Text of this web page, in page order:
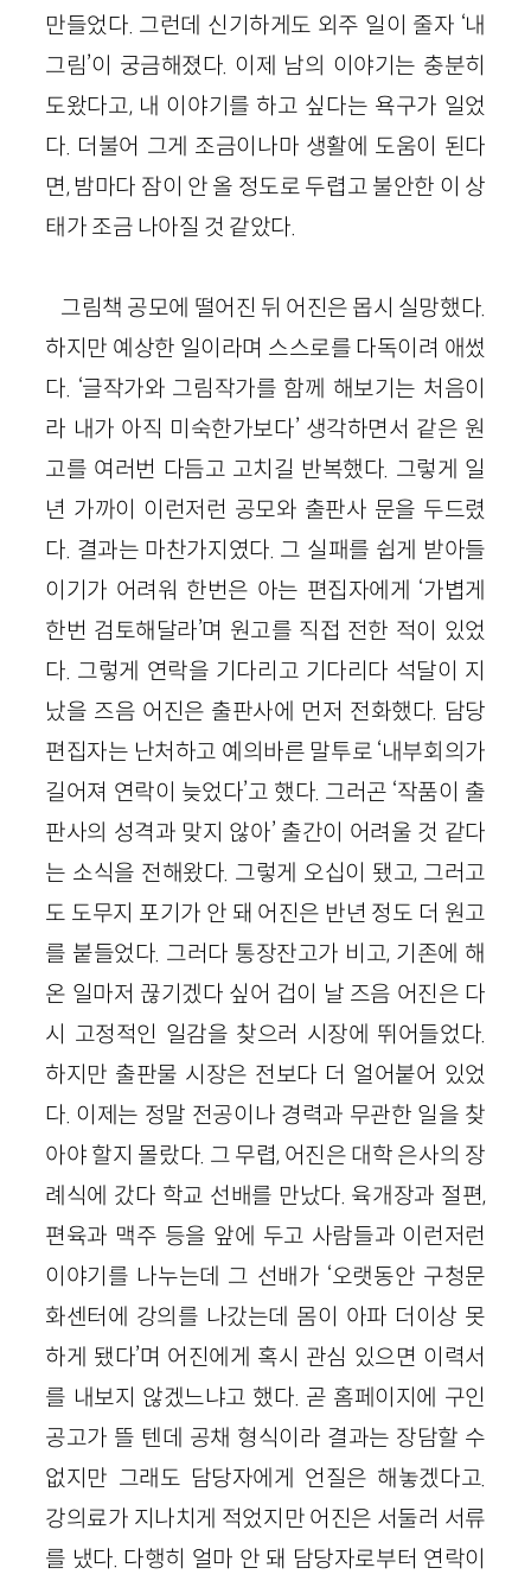
만들었다. 그런데 신기하게도 외주 일이 줄자 ‘내
그림’이 궁금해졌다. 이제 남의 이야기는 충분히
도왔다고, 내 이야기를 하고 싶다는 욕구가 일었
다. 더불어 그게 조금이나마 생활에 도움이 된다
면, 밤마다 잠이 안 올 정도로 두렵고 불안한 이 상
태가 조금 나아질 것 같았다.
그림책 공모에 떨어진 뒤 어진은 몹시 실망했다.
하지만 예상한 일이라며 스스로를 다독이려 애썼
다. ‘글작가와 그림작가를 함께 해보기는 처음이
라 내가 아직 미숙한가보다’ 생각하면서 같은 원
고를 여러번 다듬고 고치길 반복했다. 그렇게 일
년 가까이 이런저런 공모와 출판사 문을 두드렸
다. 결과는 마찬가지였다. 그 실패를 쉽게 받아들
이기가 어려워 한번은 아는 편집자에게 ‘가볍게
한번 검토해달라’며 원고를 직접 전한 적이 있었
다. 그렇게 연락을 기다리고 기다리다 석달이 지
났을 즈음 어진은 출판사에 먼저 전화했다. 담당
편집자는 난처하고 예의바른 말투로 ‘내부회의가
길어져 연락이 늦었다’고 했다. 그러곤 ‘작품이 출
판사의 성격과 맞지 않아’ 출간이 어려울 것 같다
는 소식을 전해왔다. 그렇게 오십이 됐고, 그러고
도 도무지 포기가 안 돼 어진은 반년 정도 더 원고
를 붙들었다. 그러다 통장잔고가 비고, 기존에 해
온 일마저 끊기겠다 싶어 겁이 날 즈음 어진은 다
시 고정적인 일감을 찾으러 시장에 뛰어들었다.
하지만 출판물 시장은 전보다 더 얼어붙어 있었
다. 이제는 정말 전공이나 경력과 무관한 일을 찾
아야 할지 몰랐다. 그 무렵, 어진은 대학 은사의 장
례식에 갔다 학교 선배를 만났다. 육개장과 절편,
편육과 맥주 등을 앞에 두고 사람들과 이런저런
이야기를 나누는데 그 선배가 ‘오랫동안 구청문
화센터에 강의를 나갔는데 몸이 아파 더이상 못
하게 됐다’며 어진에게 혹시 관심 있으면 이력서
를 내보지 않겠느냐고 했다. 곧 홈페이지에 구인
공고가 뜰 텐데 공채 형식이라 결과는 장담할 수
없지만 그래도 담당자에게 언질은 해놓겠다고.
강의료가 지나치게 적었지만 어진은 서둘러 서류
를 냈다. 다행히 얼마 안 돼 담당자로부터 연락이